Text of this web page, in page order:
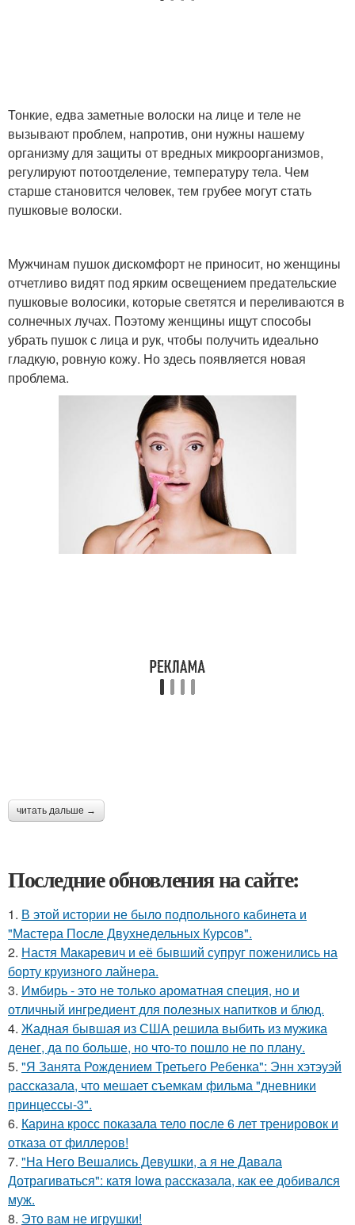
Тонкие, едва заметные волоски на лице и теле не
вызывают проблем, напротив, они нужны нашему
организму для защиты от вредных микроорганизмов,
регулируют потоотделение, температуру тела. Чем
старше становится человек, тем грубее могут стать
пушковые волоски.
Мужчинам пушок дискомфорт не приносит, но женщины
отчетливо видят под ярким освещением предательские
пушковые волосики, которые светятся и переливаются в
солнечных лучах. Поэтому женщины ищут способы
убрать пушок с лица и рук, чтобы получить идеально
гладкую, ровную кожу. Но здесь появляется новая
проблема.
читать дальше →
Последние обновления на сайте:
1. В этой истории не было подпольного кабинета и
"Мастера После Двухнедельных Курсов".
2. Настя Макаревич и её бывший супруг поженились на
борту круизного лайнера.
3. Имбирь - это не только ароматная специя, но и
отличный ингредиент для полезных напитков и блюд.
4. Жадная бывшая из США решила выбить из мужика
денег, да по больше, но что-то пошло не по плану.
5. "Я Занята Рождением Третьего Ребенка": Энн хэтэуэй
рассказала, что мешает съемкам фильма "дневники
принцессы-3".
6. Карина кросс показала тело после 6 лет тренировок и
отказа от филлеров!
7. "На Него Вешались Девушки, а я не Давала
Дотрагиваться": катя Iowa рассказала, как ее добивался
муж.
8. Это вам не игрушки!